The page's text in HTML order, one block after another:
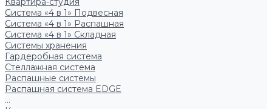
Система «4 в 1» Подвесная
Система «4 в 1» Распашная
Система «4 в 1» Складная
Системы хранения
Гардеробная система
Стеллажная система
Распашные системы
Распашная система EDGE
...